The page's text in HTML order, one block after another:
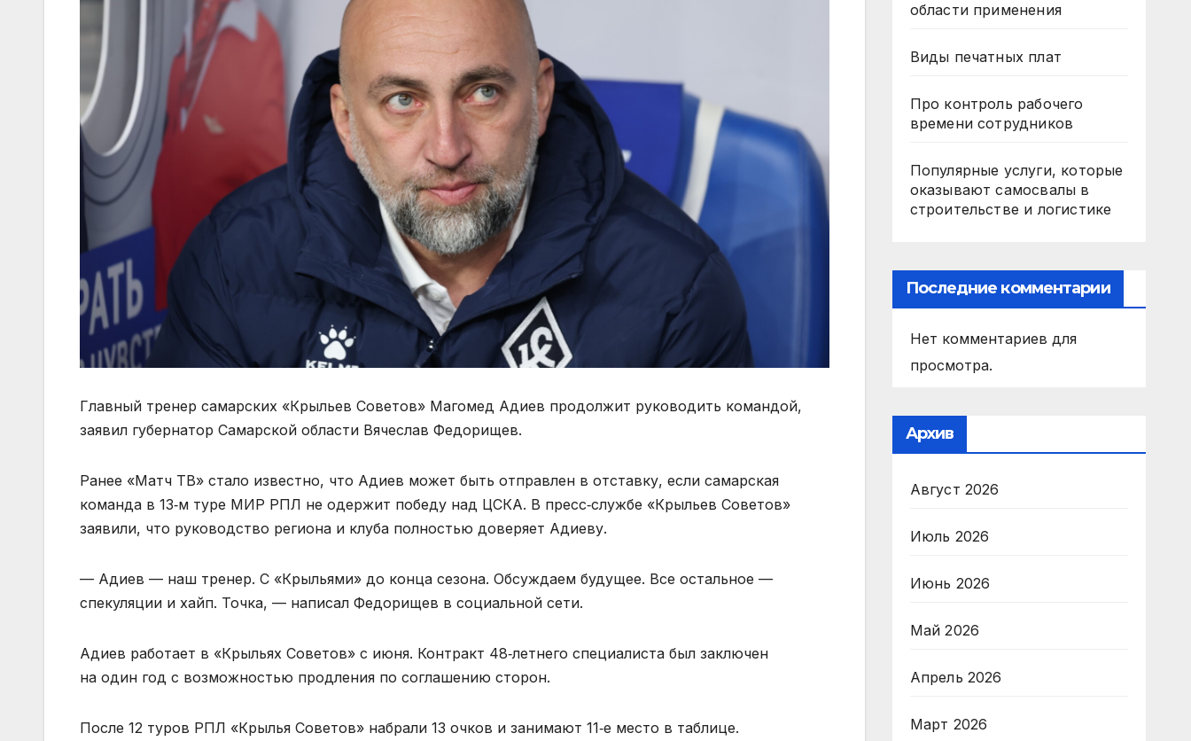
Главный тренер самарских «Крыльев Советов» Магомед Адиев продолжит руководить командой,
заявил губернатор Самарской области Вячеслав Федорищев.
Ранее «Матч ТВ» стало известно, что Адиев может быть отправлен в отставку, если самарская
команда в 13‑м туре МИР РПЛ не одержит победу над ЦСКА. В пресс‑службе «Крыльев Советов»
заявили, что руководство региона и клуба полностью доверяет Адиеву.
— Адиев — наш тренер. С «Крыльями» до конца сезона. Обсуждаем будущее. Все остальное —
спекуляции и хайп. Точка, — написал Федорищев в социальной сети.
Адиев работает в «Крыльях Советов» с июня. Контракт 48‑летнего специалиста был заключен
на один год с возможностью продления по соглашению сторон.
После 12 туров РПЛ «Крылья Советов» набрали 13 очков и занимают 11‑е место в таблице.
области применения
Виды печатных плат
Про контроль рабочего
времени сотрудников
Популярные услуги, которые
оказывают самосвалы в
строительстве и логистике
Последние комментарии
Нет комментариев для
просмотра.
Архив
Август 2026
Июль 2026
Июнь 2026
Май 2026
Апрель 2026
Март 2026